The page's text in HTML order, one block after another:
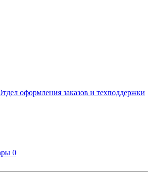
оформления заказов и техподдержки
0